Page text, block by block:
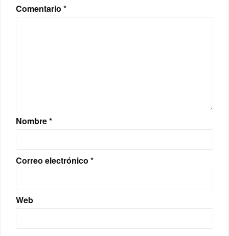
Comentario *
Nombre*
Correo electrónico *
Web